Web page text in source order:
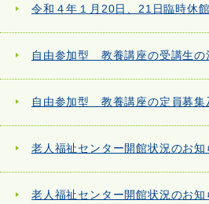
令和４年１月20日、21日臨時休
自由参加型 教養講座の受講生の
自由参加型 教養講座の定員募集
老人福祉センター開館状況のお知
老人福祉センター開館状況のお知